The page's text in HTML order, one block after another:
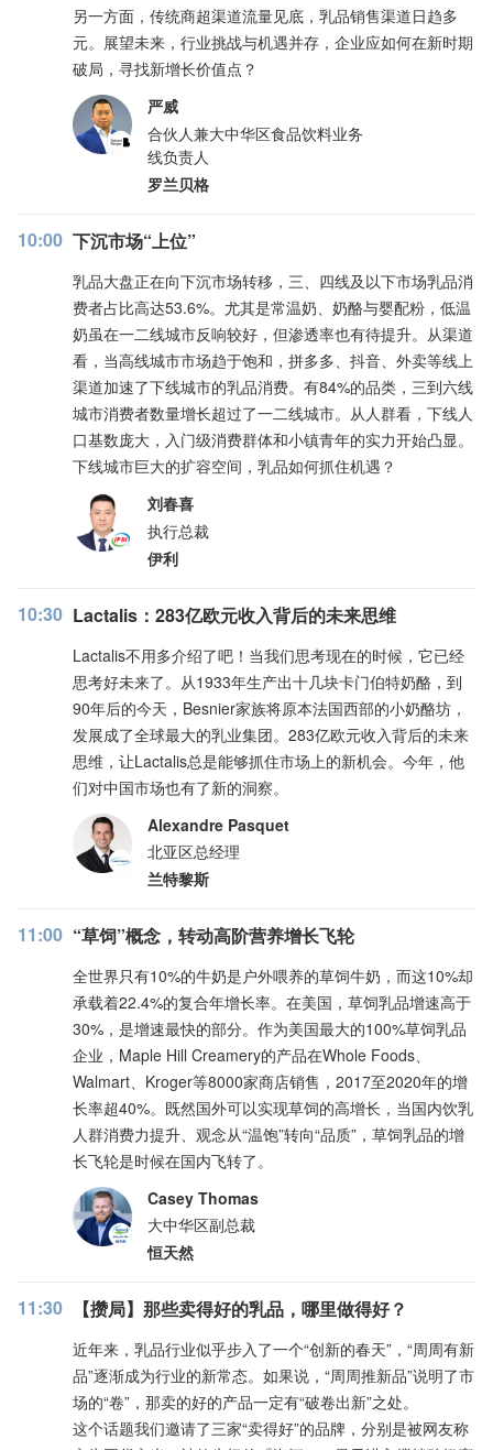
另一方面，传统商超渠道流量见底，乳品销售渠道日趋多
元。展望未来，行业挑战与机遇并存，企业应如何在新时期
破局，寻找新增长价值点？
严威
合伙人兼大中华区食品饮料业务
线负责人
罗兰贝格
10:00 下沉市场“上位”
乳品大盘正在向下沉市场转移，三、四线及以下市场乳品消
费者占比高达53.6%。尤其是常温奶、奶酪与婴配粉，低温
奶虽在一二线城市反响较好，但渗透率也有待提升。从渠道
看，当高线城市市场趋于饱和，拼多多、抖音、外卖等线上
渠道加速了下线城市的乳品消费。有84%的品类，三到六线
城市消费者数量增长超过了一二线城市。从人群看，下线人
口基数庞大，入门级消费群体和小镇青年的实力开始凸显。
下线城市巨大的扩容空间，乳品如何抓住机遇？
刘春喜
执行总裁
伊利
10:30 Lactalis：283亿欧元收入背后的未来思维
Lactalis不用多介绍了吧！当我们思考现在的时候，它已经
思考好未来了。从1933年生产出十几块卡门伯特奶酪，到
90年后的今天，Besnier家族将原本法国西部的小奶酪坊，
发展成了全球最大的乳业集团。283亿欧元收入背后的未来
思维，让Lactalis总是能够抓住市场上的新机会。今年，他
们对中国市场也有了新的洞察。
Alexandre Pasquet
北亚区总经理
兰特黎斯
11:00 “草饲”概念，转动高阶营养增长飞轮
全世界只有10%的牛奶是户外喂养的草饲牛奶，而这10%却
承载着22.4%的复合年增长率。在美国，草饲乳品增速高于
30%，是增速最快的部分。作为美国最大的100%草饲乳品
企业，Maple Hill Creamery的产品在Whole Foods、
Walmart、Kroger等8000家商店销售，2017至2020年的增
长率超40%。既然国外可以实现草饲的高增长，当国内饮乳
人群消费力提升、观念从“温饱”转向“品质”，草饲乳品的增
长飞轮是时候在国内飞转了。
Casey Thomas
大中华区副总裁
恒天然
11:30 【攒局】那些卖得好的乳品，哪里做得好？
近年来，乳品行业似乎步入了一个“创新的春天”，“周周有新
品”逐渐成为行业的新常态。如果说，“周周推新品”说明了市
场的“卷”，那卖的好的产品一定有“破卷出新”之处。
这个话题我们邀请了三家“卖得好”的品牌，分别是被网友称